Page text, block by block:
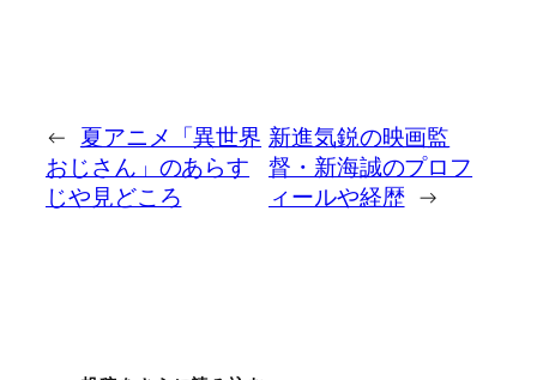
← 夏アニメ「異世界
おじさん」のあらす
じや見どころ
新進気鋭の映画監
督・新海誠のプロフ
ィールや経歴 →